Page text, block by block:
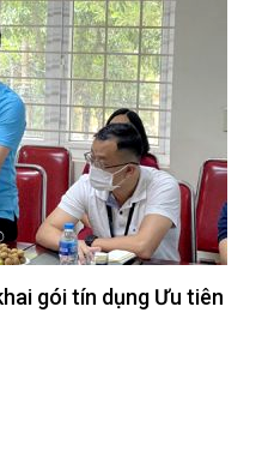
gói tín dụng Ưu tiên